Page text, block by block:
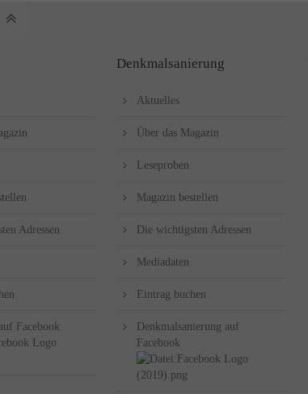
Adressen
Facebook
Denkmalsanierung
Aktuelles
Über das Magazin
Leseproben
Magazin bestellen
Die wichtigsten Adressen
Mediadaten
Eintrag buchen
Denkmalsanierung auf
Facebook